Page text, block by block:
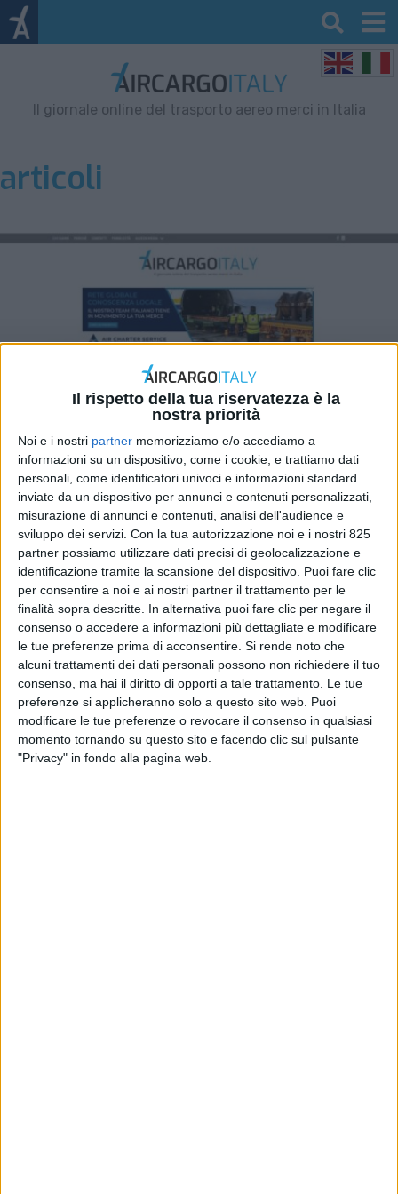
Il rispetto della tua riservatezza è la
nostra priorità
Noi e i nostri partner memorizziamo e/o accediamo a
informazioni su un dispositivo, come i cookie, e trattiamo dati
personali, come identificatori univoci e informazioni standard
inviate da un dispositivo per annunci e contenuti personalizzati,
misurazione di annunci e contenuti, analisi dell'audience e
sviluppo dei servizi. Con la tua autorizzazione noi e i nostri 825
partner possiamo utilizzare dati precisi di geolocalizzazione e
identificazione tramite la scansione del dispositivo. Puoi fare clic
per consentire a noi e ai nostri partner il trattamento per le
finalità sopra descritte. In alternativa puoi fare clic per negare il
consenso o accedere a informazioni più dettagliate e modificare
le tue preferenze prima di acconsentire. Si rende noto che
alcuni trattamenti dei dati personali possono non richiedere il tuo
consenso, ma hai il diritto di opporti a tale trattamento. Le tue
preferenze si applicheranno solo a questo sito web. Puoi
modificare le tue preferenze o revocare il consenso in qualsiasi
momento tornando su questo sito e facendo clic sul pulsante
"Privacy" in fondo alla pagina web.
Il giornale online del trasporto aereo merci in Italia
articoli
Aggiungi AIR CARGO ITALY
fra le tue fonti preferite di
notizie
ECONOMIA 5 MAGGIO 2026